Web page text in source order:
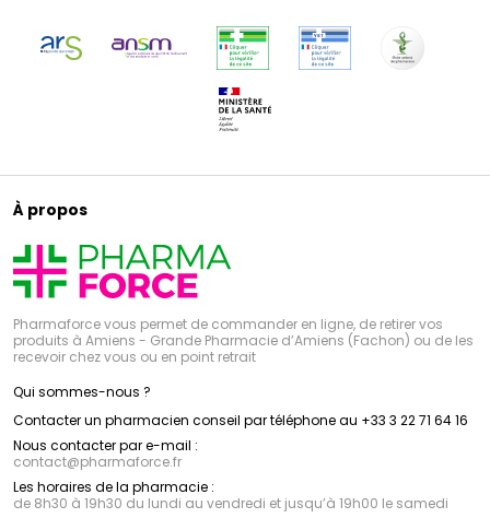
À propos
Pharmaforce vous permet de commander en ligne, de retirer vos
produits à Amiens - Grande Pharmacie d’Amiens (Fachon) ou de les
recevoir chez vous ou en point retrait
Qui sommes-nous ?
Contacter un pharmacien conseil par téléphone au +33 3 22 71 64 16
Nous contacter par e-mail :
contact@pharmaforce.fr
Les horaires de la pharmacie :
de 8h30 à 19h30 du lundi au vendredi et jusqu’à 19h00 le samedi